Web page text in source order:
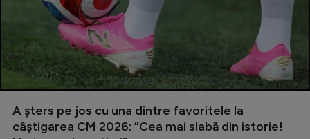
A șters pe jos cu una dintre favoritele la
câștigarea CM 2026: ”Cea mai slabă din istorie!